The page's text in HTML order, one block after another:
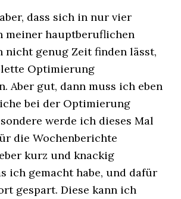
dass sich in nur vier
meiner hauptberuflichen
nicht genug Zeit finden lässt,
Optimierung
Aber gut, dann muss ich eben
bei der Optimierung
werde ich dieses Mal
die Wochenberichte
kurz und knackig
ich gemacht habe, und dafür
gespart. Diese kann ich